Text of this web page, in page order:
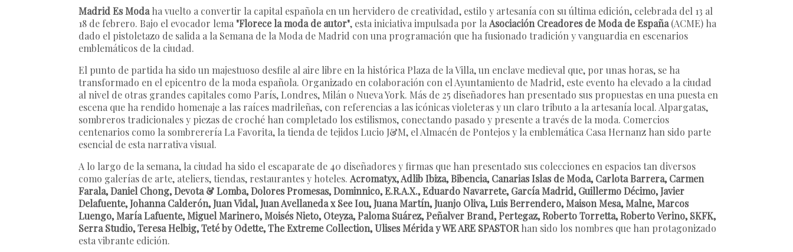
Madrid Es Modaha vuelto a convertir la capital española en un hervidero de creatividad, estilo y artesanía con su última edición, celebrada del 13 al
18 de febrero. Bajo el evocador lema "Florece la moda de autor", esta iniciativa impulsada por la Asociación Creadores de Moda de España(ACME) ha
dado el pistoletazo de salida a la Semana de la Moda de Madrid con una programación que ha fusionado tradición y vanguardia en escenarios
emblemáticos de la ciudad.
El punto de partida ha sido un majestuoso desfile al aire libre en la histórica Plaza de la Villa, un enclave medieval que, por unas horas, se ha
transformado en el epicentro de la moda española. Organizado en colaboración con el Ayuntamiento de Madrid, este evento ha elevado a la ciudad
al nivel de otras grandes capitales como París, Londres, Milán o Nueva York. Más de 25 diseñadores han presentado sus propuestas en una puesta en
escena que ha rendido homenaje a las raíces madrileñas, con referencias a las icónicas violeteras y un claro tributo a la artesanía local. Alpargatas,
sombreros tradicionales y piezas de croché han completado los estilismos, conectando pasado y presente a través de la moda. Comercios
centenarios como la sombrerería La Favorita, la tienda de tejidos Lucio J&M, el Almacén de Pontejos y la emblemática Casa Hernanz han sido parte
esencial de esta narrativa visual.
A lo largo de la semana, la ciudad ha sido el escaparate de 40 diseñadores y firmas que han presentado sus colecciones en espacios tan diversos
como galerías de arte, ateliers, tiendas, restaurantes y hoteles. Acromatyx, Adlib Ibiza, Bibencia, Canarias Islas de Moda, Carlota Barrera, Carmen
Farala, Daniel Chong, Devota & Lomba, Dolores Promesas, Dominnico, E.R.A.X., Eduardo Navarrete, García Madrid, Guillermo Décimo, Javier
Delafuente, Johanna Calderón, Juan Vidal, Juan Avellaneda x See Iou, Juana Martín, Juanjo Oliva, Luis Berrendero, Maison Mesa, Malne, Marcos
Luengo, María Lafuente, Miguel Marinero, Moisés Nieto, Oteyza, Paloma Suárez, Peñalver Brand, Pertegaz, Roberto Torretta, Roberto Verino, SKFK,
Serra Studio, Teresa Helbig, Teté by Odette, The Extreme Collection, Ulises Mérida y WE ARE SPASTORhan sido los nombres que han protagonizado
esta vibrante edición.